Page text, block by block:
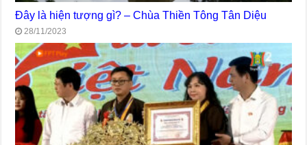
Đây là hiện tượng gì? – Chùa Thiền Tông Tân Diệu
28/11/2023